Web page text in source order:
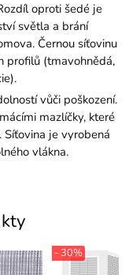
oproti šedé je
světla a brání
Černou síťovinu
profilů (tmavohnědá,
vůči poškození.
mazlíčky, které
je vyrobená
vlákna.
- 30%